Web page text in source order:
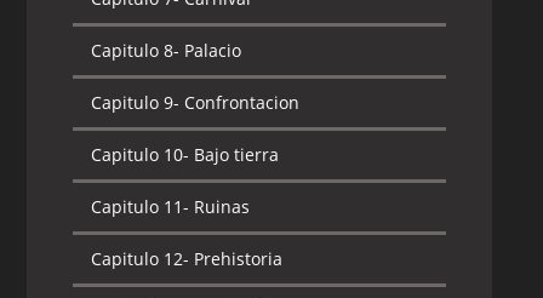
Capitulo 8- Palacio
Capitulo 9- Confrontacion
Capitulo 10- Bajo tierra
Capitulo 11- Ruinas
Capitulo 12- Prehistoria